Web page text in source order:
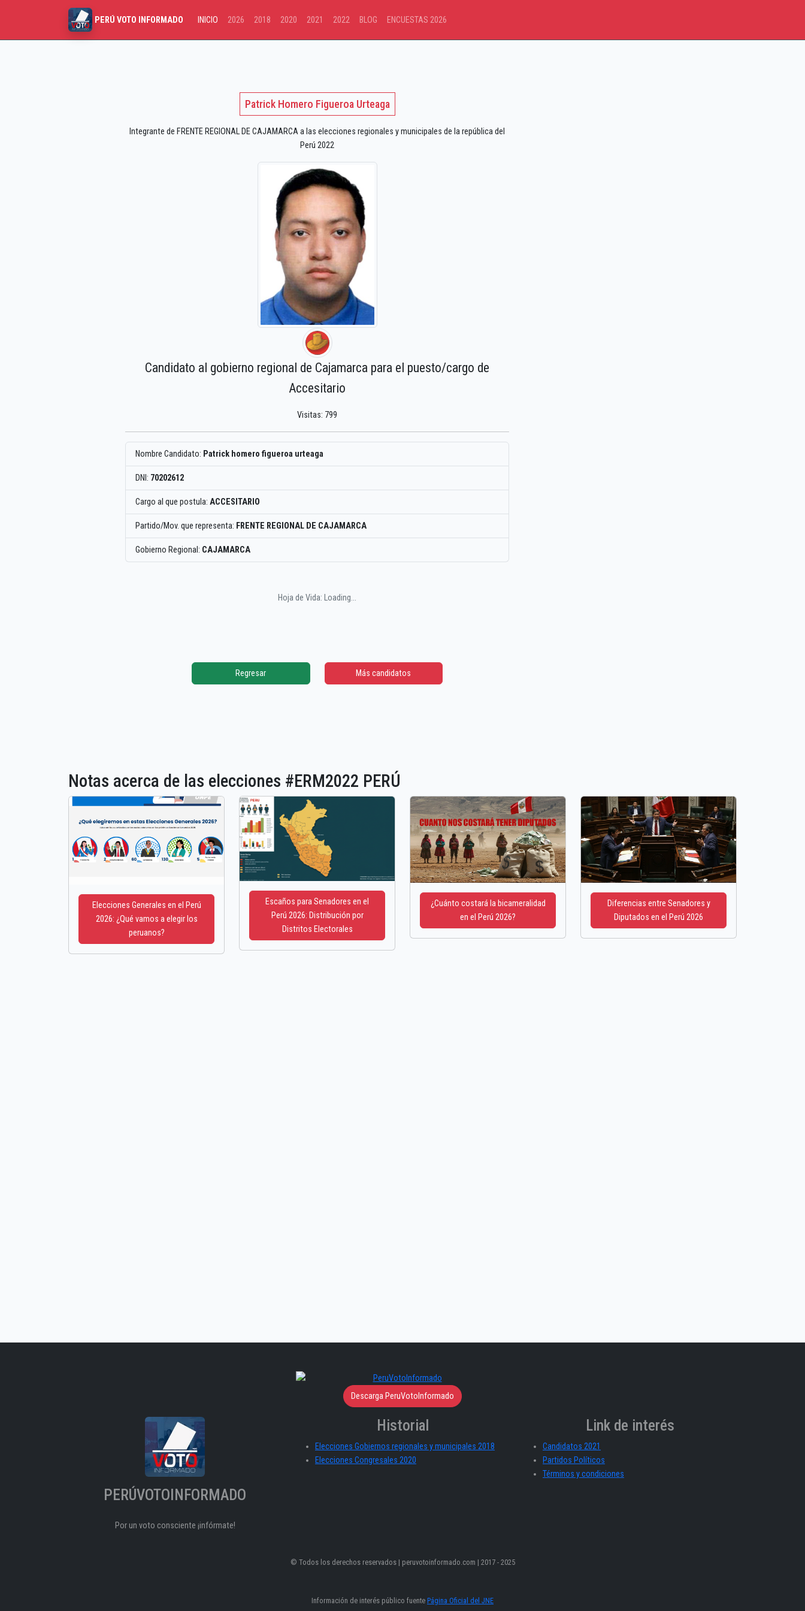
PERÚ VOTO INFORMADO INICIO 2026 2018 2020 2021 2022 BLOG ENCUESTAS 2026
Patrick Homero Figueroa Urteaga
Integrante de FRENTE REGIONAL DE CAJAMARCA a las elecciones regionales y municipales de la república del
Perú 2022
Candidato al gobierno regional de Cajamarca para el puesto/cargo de
Accesitario
Visitas: 799
Nombre Candidato: Patrick homero figueroa urteaga
DNI: 70202612
Cargo al que postula: ACCESITARIO
Partido/Mov. que representa: FRENTE REGIONAL DE CAJAMARCA
Gobierno Regional: CAJAMARCA
Hoja de Vida: Loading...
Regresar Más candidatos
Notas acerca de las elecciones #ERM2022 PERÚ
Elecciones Generales en el Perú
2026: ¿Qué vamos a elegir los
peruanos?
Escaños para Senadores en el
Perú 2026: Distribución por
Distritos Electorales
¿Cuánto costará la bicameralidad
en el Perú 2026?
Diferencias entre Senadores y
Diputados en el Perú 2026
Descarga PeruVotoInformado
PERÚVOTOINFORMADO
Por un voto consciente ¡infórmate!
Historial
Elecciones Gobiernos regionales y municipales 2018
Elecciones Congresales 2020
Link de interés
Candidatos 2021
Partidos Políticos
Términos y condiciones
© Todos los derechos reservados | peruvotoinformado.com | 2017 - 2025
Información de interés público fuente Página Oficial del JNE